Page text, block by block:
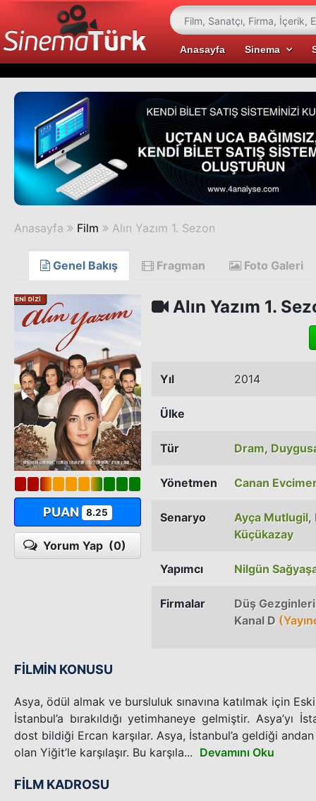
Anasayfa Sinema
Anasayfa Film Alın Yazım 1. Sezon
Genel Bakış Fragman Foto Galeri
PUAN 8.25
Yorum Yap (0)
Alın Yazım 1.
Yıl 2014
Ülke
Tür Dram,
Yönetmen Canan
Senaryo Ayça Mutlugil,
Küçükazay
Yapımcı Nilgün
Firmalar
Düş Gezginleri
Kanal D
FİLMİN KONUSU
Asya, ödül almak ve bursluluk sınavına katılmak için
İstanbul’a bırakıldığı yetimhaneye gelmiştir. Asya’yı
dost bildiği Ercan karşılar. Asya, İstanbul’a geldiği
olan Yiğit’le karşılaşır. Bu karşıla... Devamını Oku
FİLM KADROSU